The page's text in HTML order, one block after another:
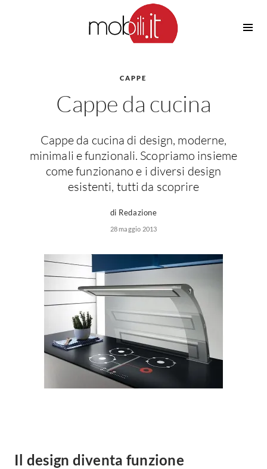
Cucine Moderne
Cucine Classiche
Cucine Country
Cucine Monoblocco
Consigli Cucine
Attrezzature Interne
Piani cottura
Forni
Cappe
Lavastoviglie
Lavatrici
Asciugatrici
Piccoli
Elettrodomestici
Irrigazione
Casette in Legno
Ombrelloni
Pergole
Giardinaggio
Lampadari
Faretti
Applique
Plafoniere
Riscaldamento
Caminetti
CAPPE
Cappe da cucina
Cappe da cucina di design, moderne,
minimali e funzionali. Scopriamo insieme
come funzionano e i diversi design
esistenti, tutti da scoprire
di Redazione
28 maggio 2013
Il design diventa funzione